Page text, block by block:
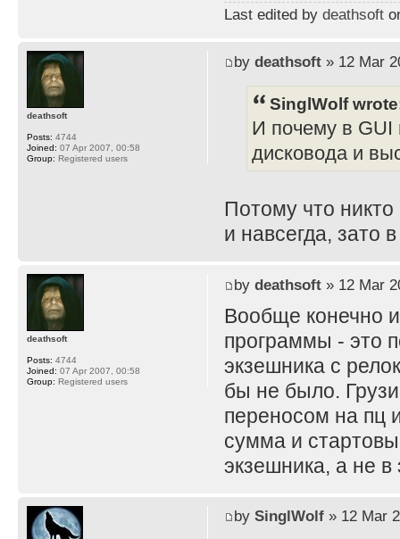
Last edited by deathsoft
by deathsoft» 12 Mar
SinglWolf
И почему в GUI
дисковода и
Потому что
и навсегда, зато
deathsoft
Posts: 4744
Joined: 07 Apr 2007, 00:58
Group: Registered users
by deathsoft» 12 Mar
Вообще конечно
программы - это
экзешника с
бы не было.
переносом на пц
сумма и
экзешника, а не в
deathsoft
Posts: 4744
Joined: 07 Apr 2007, 00:58
Group: Registered users
by SinglWolf» 12 Mar